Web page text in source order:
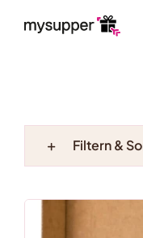
Inhalt
Filtern &